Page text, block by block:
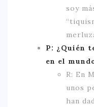
soy
P: ¿Quién
en el
R: En
unos
han